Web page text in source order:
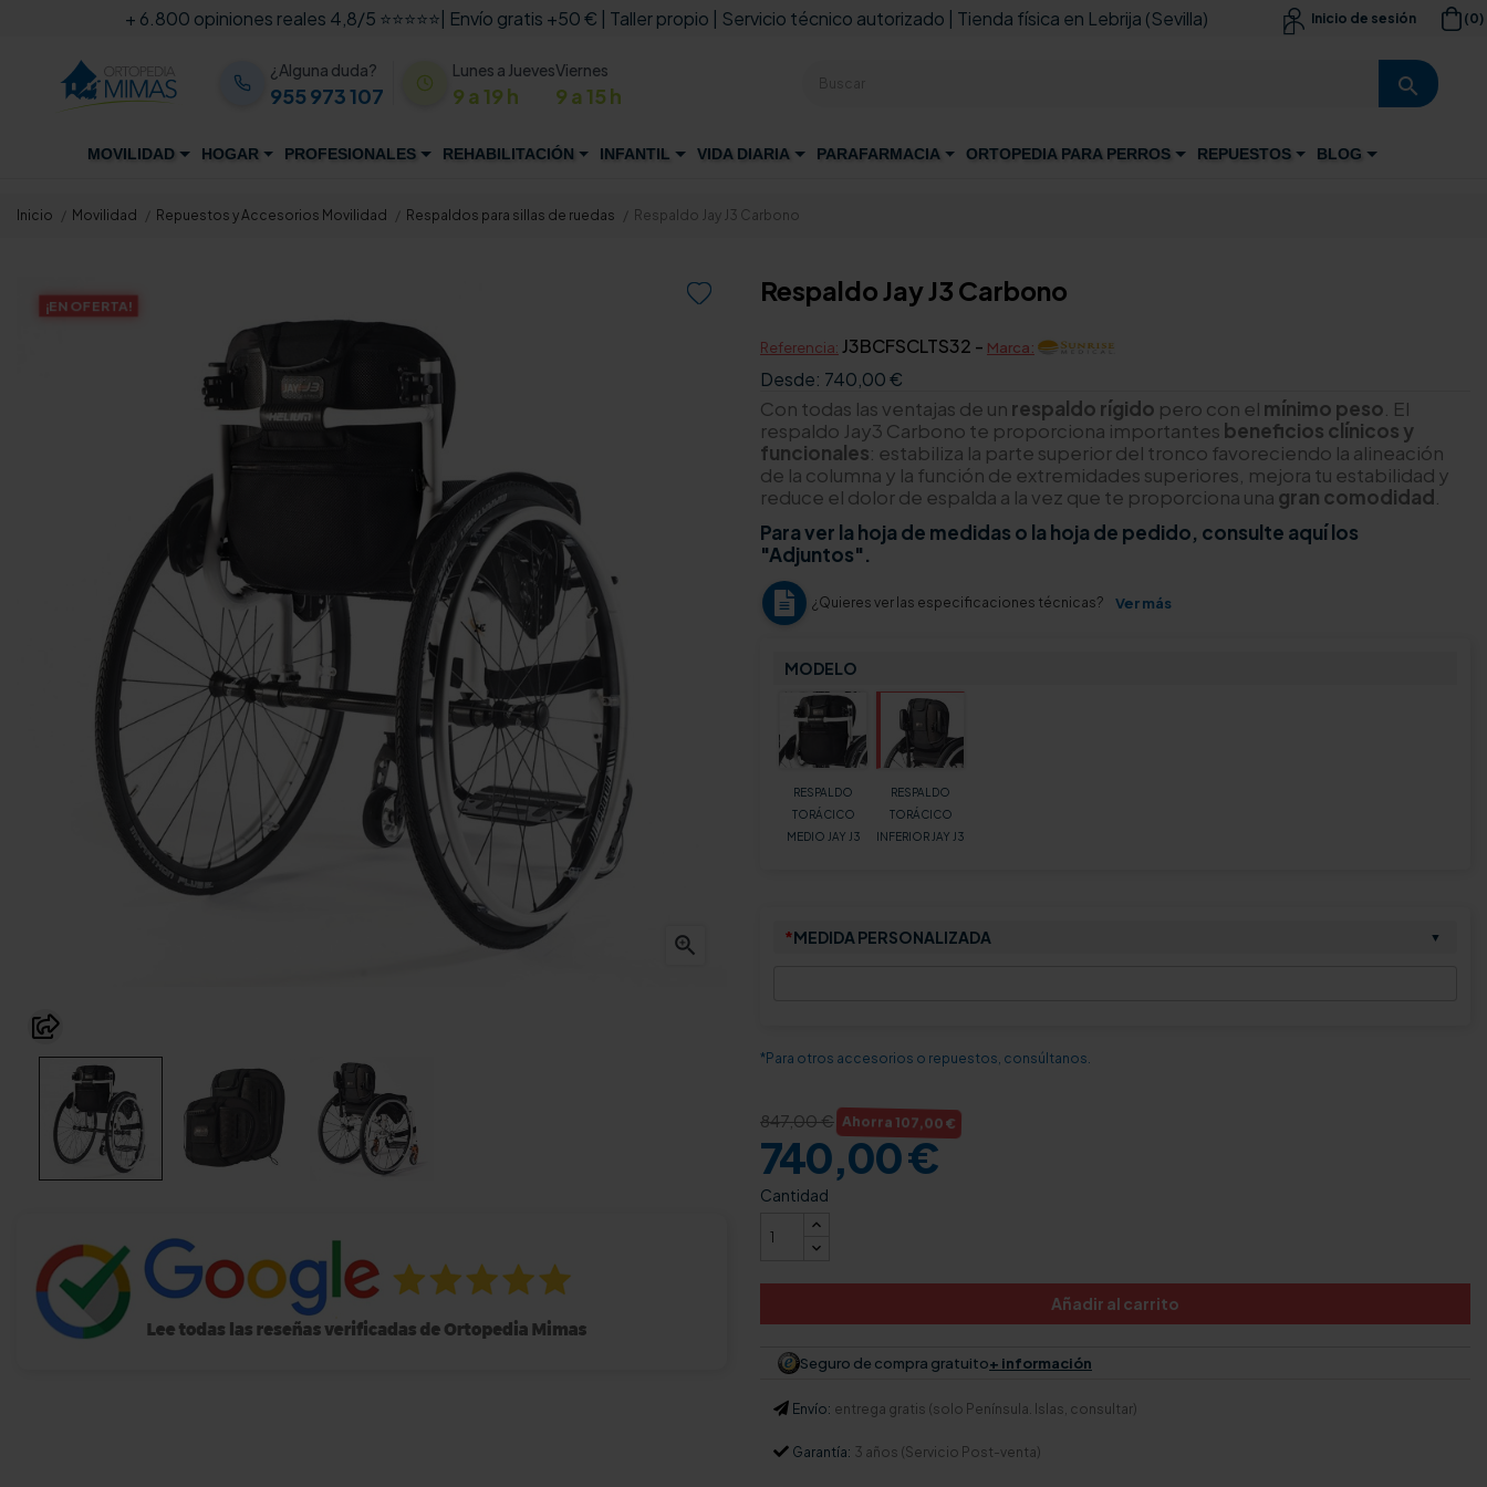
+ 6.800 opiniones reales 4,8/5 ⭐⭐⭐⭐⭐| Envío gratis +50 € | Taller propio | Servicio técnico autorizado | Tienda física en Lebrija (Sevilla)  Inicio de sesión (0)
¿Alguna duda?
955 973 107
Lunes a Jueves
9 a 19 h
Viernes
9 a 15 h search
MOVILIDAD HOGAR PROFESIONALES REHABILITACIÓN INFANTIL VIDA DIARIA PARAFARMACIA ORTOPEDIA PARA PERROS REPUESTOS BLOG
Inicio Movilidad Repuestos y Accesorios Movilidad Respaldos para sillas de ruedas Respaldo Jay J3 Carbono

¡EN OFERTA!

Respaldo Jay J3 Carbono
Referencia: J3BCFSCLTS32 - Marca:
Desde: 740,00 €
Con todas las ventajas de un respaldo rígido pero con el mínimo peso . El
respaldo Jay3 Carbono te proporciona importantes beneficios clínicos y
funcionales: estabiliza la parte superior del tronco favoreciendo la alineación
de la columna y la función de extremidades superiores, mejora tu estabilidad y
reduce el dolor de espalda a la vez que te proporciona una gran comodidad
Para ver la hoja de medidas o la hoja de pedido, consulte aquí los
"Adjuntos".
¿Quieres ver las especificaciones técnicas? Ver más
MODELO
RESPALDO
TORÁCICO
MEDIO JAY J3
RESPALDO
TORÁCICO
INFERIOR JAY J3
*MEDIDA PERSONALIZADA ▼
*Para otros accesorios o repuestos, consúltanos.
847,00 € Ahorra 107,00 €
740,00 €
Cantidad
Añadir al carrito
Seguro de compra gratuito+ información
Envío: entrega gratis (solo Península. Islas, consultar)
Garantía: 3 años (Servicio Post-venta)